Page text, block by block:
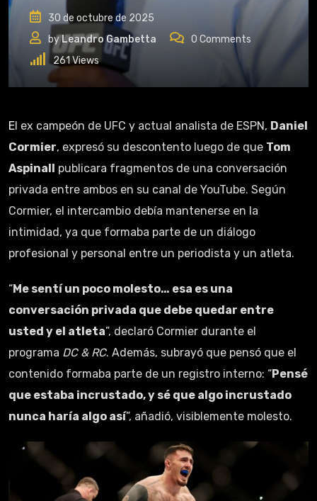
30 de octubre de 2025
byLeandro Gambetta 0 Comments
261Views
El ex campeón de UFC y actual analista de ESPN, Daniel
Cormier, expresó su descontento luego de que Tom
Aspinall publicara fragmentos de una conversación
privada entre ambos en su canal de YouTube. Según
Cormier, el intercambio debía mantenerse en la
intimidad, ya que formaba parte de un diálogo
profesional y personal entre un periodista y un atleta.
“Me sentí un poco molesto… esa es una
conversación privada que debe quedar entre
usted y el atleta”, declaró Cormier durante el
programa DC & RC. Además, subrayó que pensó que el
contenido formaba parte de un registro interno: “Pensé
que estaba incrustado, y sé que algo incrustado
nunca haría algo así”, añadió, visiblemente molesto.